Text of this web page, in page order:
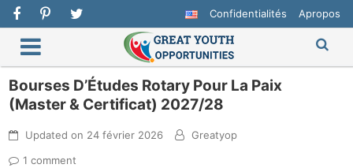
Confidentialités Apropos
Bourses D’Études Rotary Pour La Paix
(Master & Certificat) 2027/28
Updated on 24 février 2026
Greatyop
1 comment